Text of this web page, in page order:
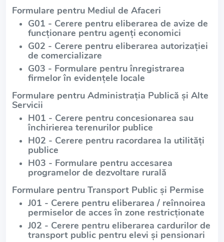
Formulare pentru Mediul de Afaceri
G01 - Cerere pentru eliberarea de avize de
funcționare pentru agenți economici
G02 - Cerere pentru eliberarea autorizației
de comercializare
G03 - Formulare pentru înregistrarea
firmelor în evidențele locale
Formulare pentru Administrația Publică și Alte
Servicii
H01 - Cerere pentru concesionarea sau
închirierea terenurilor publice
H02 - Cerere pentru racordarea la utilități
publice
H03 - Formulare pentru accesarea
programelor de dezvoltare rurală
Formulare pentru Transport Public și Permise
J01 - Cerere pentru eliberarea / reînnoirea
permiselor de acces în zone restricționate
J02 - Cerere pentru eliberarea cardurilor de
transport public pentru elevi și pensionari